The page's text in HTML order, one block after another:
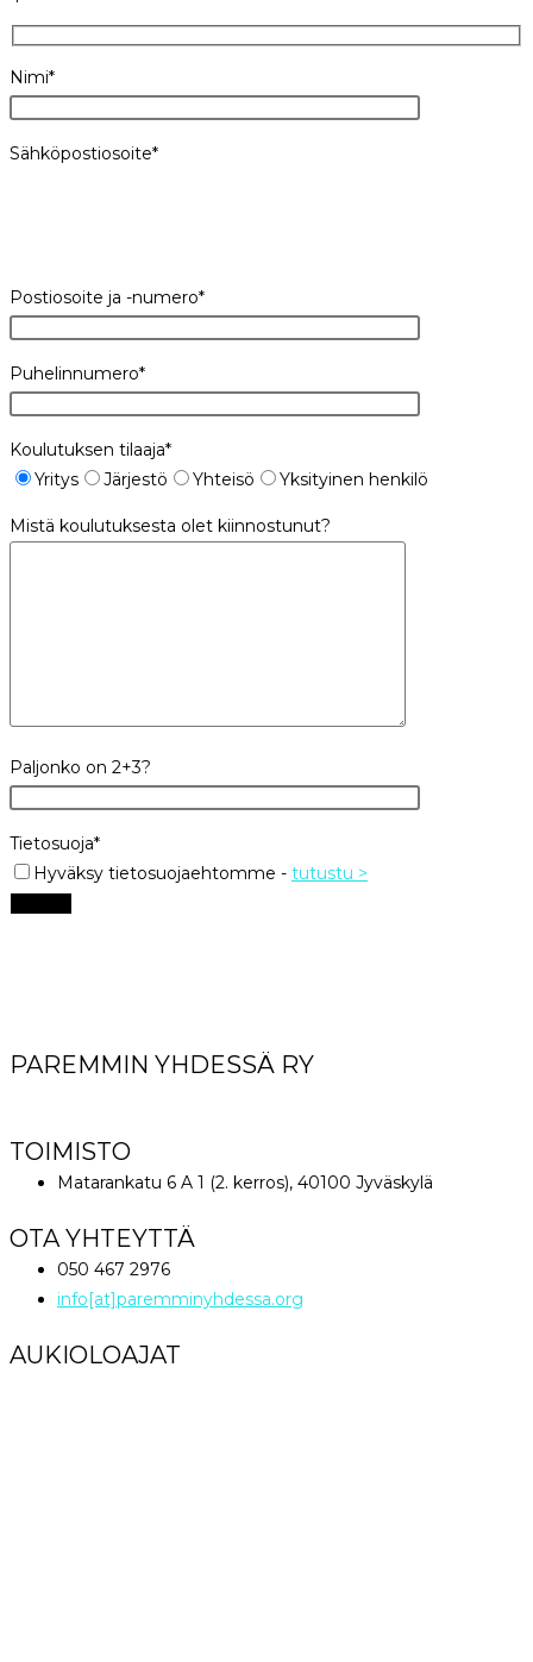
Nimi*
Sähköpostiosoite*
Postiosoite ja -numero*
Puhelinnumero*
Koulutuksen tilaaja*
Yritys
Järjestö Yhteisö Yksityinen henkilö
Mistä koulutuksesta olet kiinnostunut?
Paljonko on 2+3?
Tietosuoja*
Hyväksy tietosuojaehtomme - tutustu >
PAREMMIN YHDESSÄ RY
TOIMISTO
Matarankatu 6 A 1 (2. kerros), 40100 Jyväskylä
OTA YHTEYTTÄ
050 467 2976
info[at]paremminyhdessa.org
AUKIOLOAJAT